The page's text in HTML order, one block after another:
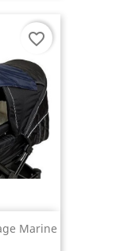
Marine
favorite_border